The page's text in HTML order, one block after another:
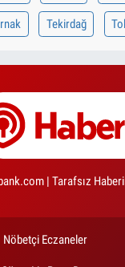
Tekirdağ
| Tarafsız
Nöbetçi Eczaneler